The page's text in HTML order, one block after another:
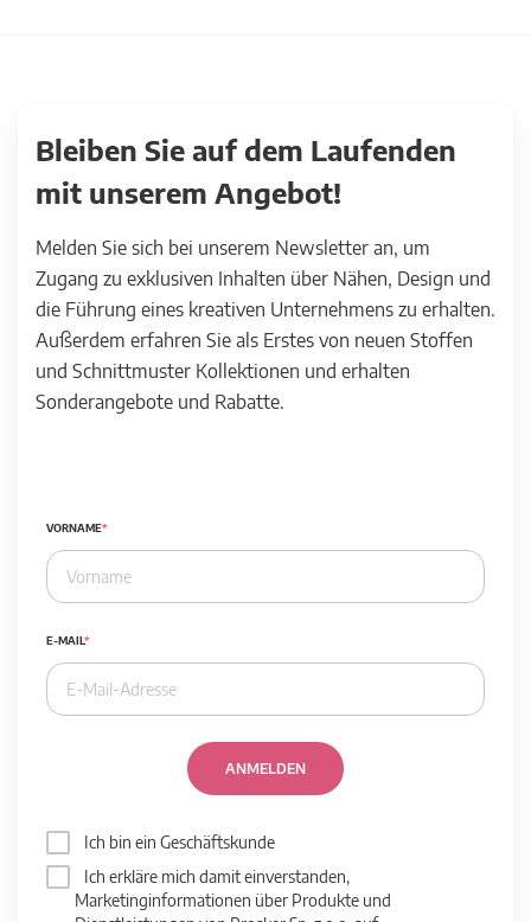
Bleiben Sie auf dem Laufenden
mit unserem Angebot!
Melden Sie sich bei unserem Newsletter an, um
Zugang zu exklusiven Inhalten über Nähen, Design und
die Führung eines kreativen Unternehmens zu erhalten.
Außerdem erfahren Sie als Erstes von neuen Stoffen
und Schnittmuster Kollektionen und erhalten
Sonderangebote und Rabatte.
VORNAME
E-MAIL
ANMELDEN
Ich bin ein Geschäftskunde
Ich erkläre mich damit einverstanden,
Marketinginformationen über Produkte und